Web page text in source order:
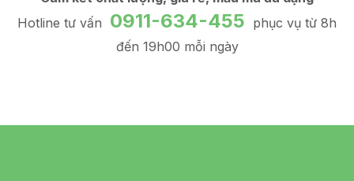
Hotline tư vấn 0911-634-455 phục vụ từ 8h
đến 19h00 mỗi ngày